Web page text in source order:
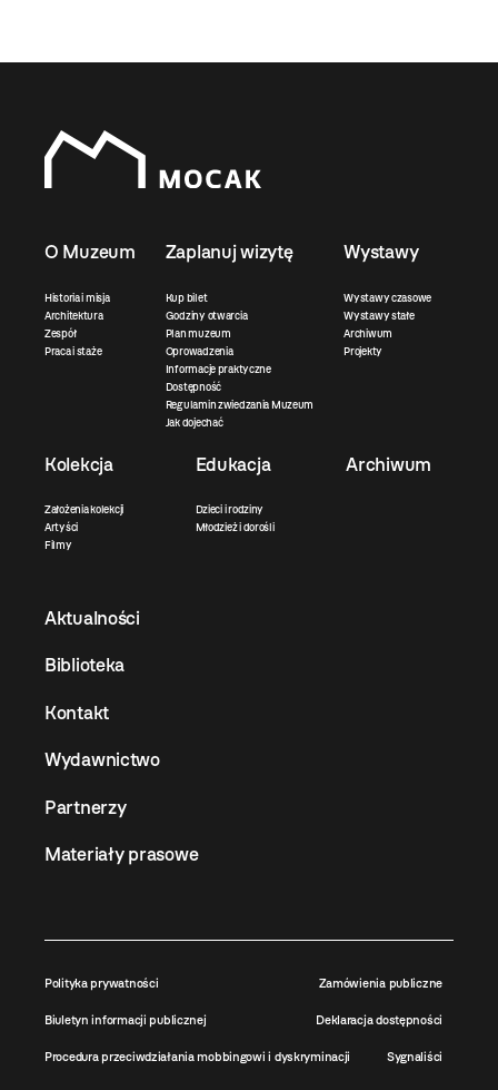
O Muzeum
Historia i misja
Architektura
Zespół
Praca i staże
Zaplanuj wizytę
Kup bilet
Godziny otwarcia
Plan muzeum
Oprowadzenia
Informacje praktyczne
Dostępność
Regulamin zwiedzania Muzeum
Jak dojechać
Wystawy
Wystawy czasowe
Wystawy stałe
Archiwum
Projekty
Kolekcja
Założenia kolekcji
Artyści
Filmy
Edukacja
Dzieci i rodziny
Młodzież i dorośli
Archiwum
Aktualności
Biblioteka
Kontakt
Wydawnictwo
Partnerzy
Materiały prasowe
Polityka prywatności Zamówienia publiczne
Biuletyn informacji publicznej Deklaracja dostępności
Procedura przeciwdziałania mobbingowi i dyskryminacji Sygnaliści